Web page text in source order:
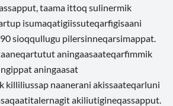
taama ittoq sulinermik
isumaqatigiissuteqarfigisaani
sioqqullugu pilersinneqarsimappat.
aningaasaateqarfimmik
aningaasat
killiliussap naanerani akissaateqarluni
akiliutigineqassapput.